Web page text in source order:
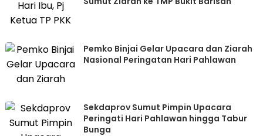
Pemko Binjai Gelar Upacara dan Ziarah
Nasional Peringatan Hari Pahlawan
Sekdaprov Sumut Pimpin Upacara
Peringati Hari Pahlawan hingga Tabur
Bunga